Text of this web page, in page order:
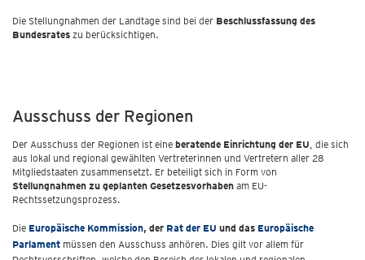
Die Stellungnahmen der Landtage sind bei der Beschlussfassung des
Bundesrates zu berücksichtigen.
Ausschuss der Regionen
Der Ausschuss der Regionen ist eine beratende Einrichtung der EU, die sich
aus lokal und regional gewählten Vertreterinnen und Vertretern aller 28
Mitgliedstaaten zusammensetzt. Er beteiligt sich in Form von
Stellungnahmen zu geplanten Gesetzesvorhaben am EU-
Rechtssetzungsprozess.
Die Europäische Kommission, der Rat der EU und das Europäische
Parlament müssen den Ausschuss anhören. Dies gilt vor allem für